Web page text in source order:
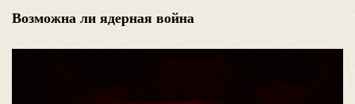
Возможна ли ядерная война